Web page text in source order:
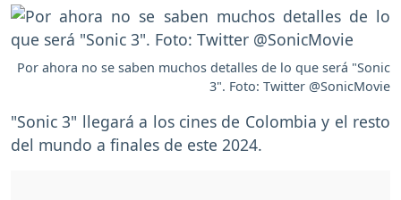
Por ahora no se saben muchos detalles de lo que será "Sonic
3". Foto: Twitter @SonicMovie
"Sonic 3" llegará a los cines de Colombia y el resto
del mundo a finales de este 2024.